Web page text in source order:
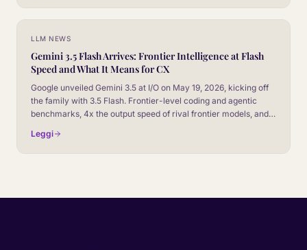
LLM NEWS
Gemini 3.5 Flash Arrives: Frontier Intelligence at Flash
Speed and What It Means for CX
Google unveiled Gemini 3.5 at I/O on May 19, 2026, kicking off
the family with 3.5 Flash. Frontier-level coding and agentic
benchmarks, 4x the output speed of rival frontier models, and
against Gemini 3.1.
Leggi